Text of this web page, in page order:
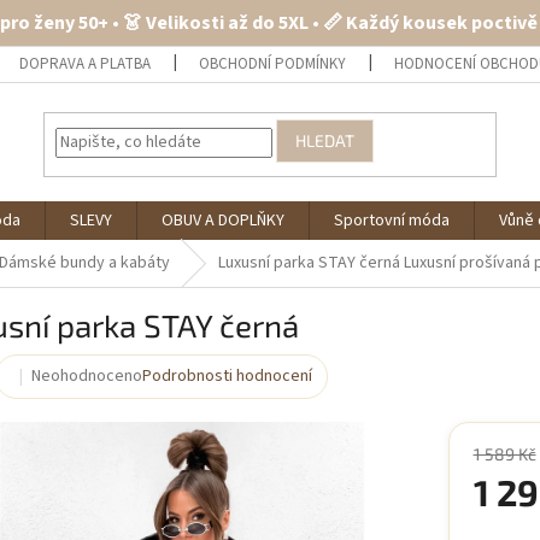
ženy 50+ • 👗 Velikosti až do 5XL • 📏 Každý kousek
DOPRAVA A PLATBA OBCHODNÍ PODMÍNKY HODNOCENÍ
HLEDAT
SLEVY OBUV A DOPLŇKY Sportovní móda
Dámské bundy a kabáty Luxusní parka STAY černá Luxusní prošívaná
parka STAY černá
Průměrné
NeohodnocenoPodrobnosti hodnocení
1 589 Kč
1